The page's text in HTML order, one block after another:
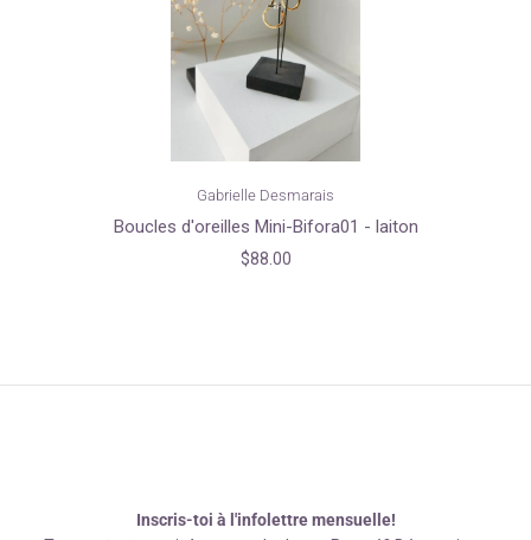
Gabrielle Desmarais
Boucles d'oreilles Mini-Bifora01 - laiton
$88.00
Inscris-toi à l'infolettre mensuelle!